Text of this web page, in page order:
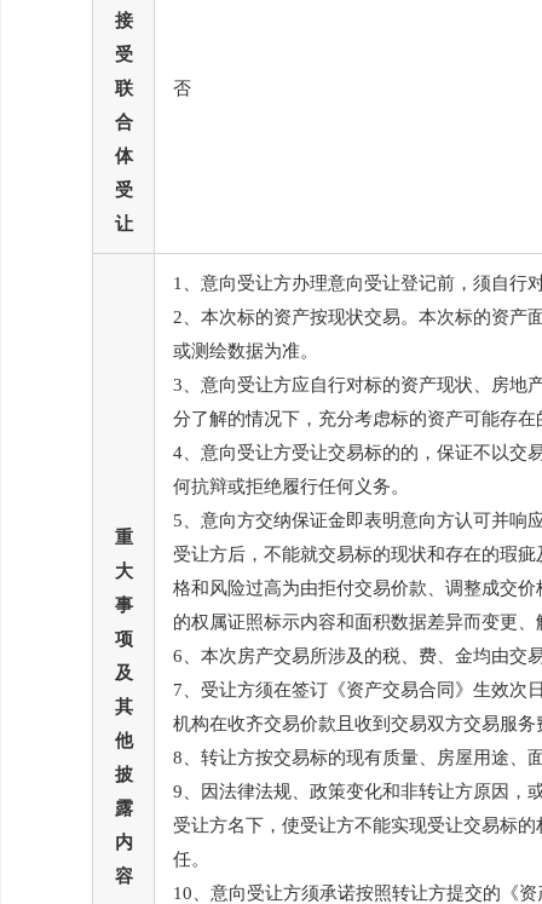
接
受
联
合
体
受
让
否
重
大
事
项
及
其
他
披
露
内
容
1、意向受让方办理意向受让登记前，须自行
2、本次标的资产按现状交易。本次标的资产
或测绘数据为准。
3、意向受让方应自行对标的资产现状、房地
分了解的情况下，充分考虑标的资产可能存
4、意向受让方受让交易标的的，保证不以交
何抗辩或拒绝履行任何义务。
5、意向方交纳保证金即表明意向方认可并响
受让方后，不能就交易标的现状和存在的瑕
格和风险过高为由拒付交易价款、调整成交
的权属证照标示内容和面积数据差异而变更、
6、本次房产交易所涉及的税、费、金均由交
7、受让方须在签订《资产交易合同》生效次
机构在收齐交易价款且收到交易双方交易服
8、转让方按交易标的现有质量、房屋用途、
9、因法律法规、政策变化和非转让方原因，
受让方名下，使受让方不能实现受让交易标
任。
10、意向受让方须承诺按照转让方提交的《